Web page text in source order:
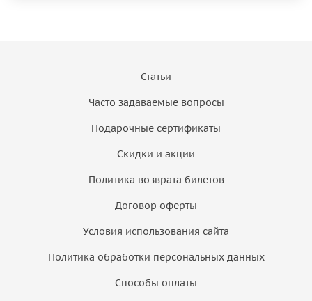
Статьи
Часто задаваемые вопросы
Подарочные сертификаты
Скидки и акции
Политика возврата билетов
Договор оферты
Условия использования сайта
Политика обработки персональных данных
Способы оплаты